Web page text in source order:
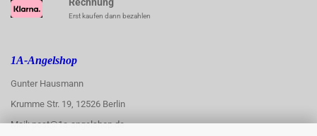
Erst kaufen dann bezahlen
1A-Angelshop
Gunter Hausmann
Krumme Str. 19, 12526 Berlin
Mail: post@1a-angelshop.de